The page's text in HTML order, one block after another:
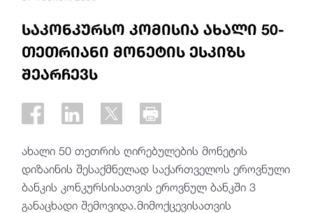
საკონკურსო კომისია ახალი 50-
თეთრიანი მონეტის ესკიზს
შეარჩევს
ახალი 50 თეთრის ღირებულების მონეტის
დიზაინის შესაქმნელად საქართველოს ეროვნული
ბანკის კონკურსისათვის ეროვნულ ბანკში 3
განაცხადი შემოვიდა.მიმოქცევისათვის